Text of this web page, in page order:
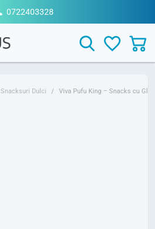
0722403328
Search
Snacksuri Dulci Viva Pufu King – Snacks cu